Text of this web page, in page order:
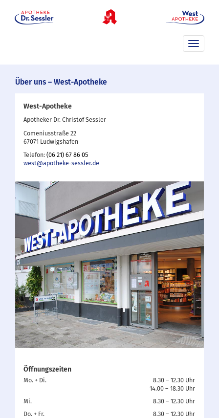
Toggle
Über uns – West-Apotheke
West-Apotheke
Apotheker Dr. Christof Sessler
Comeniusstraße 22
67071 Ludwigshafen
Telefon:(06 21) 67 86 05
west@apotheke-sessler.de
Öffnungszeiten
Mo. + Di.
8.30 – 12.30 Uhr
14.00 – 18.30 Uhr
Mi.
8.30 – 12.30 Uhr
Do. + Fr.
8.30 – 12.30 Uhr